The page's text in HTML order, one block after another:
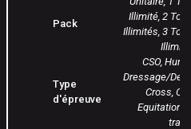
Pack
Illimité, 2 Tours
Illimités, 3 Tours
Illimités
Type
d'épreuve
CSO, Hunter,
Dressage/Derby
Cross, CCE,
Equitation de
travail